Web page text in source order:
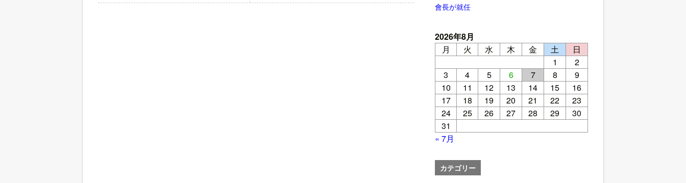
會長が就任
2026年8月
月
火 水 木 金 土
日
1
2
3
4 5 6 7 8
9
10
11 12 13 14 15
16
17
18 19 20 21 22
23
24
25 26 27 28 29
30
31
« 7月
カテゴリー